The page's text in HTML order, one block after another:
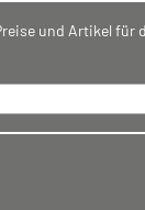
und Artikel für